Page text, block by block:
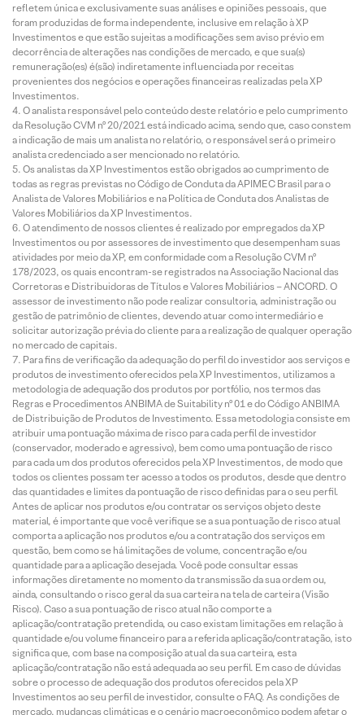
refletem única e exclusivamente suas análises e opiniões pessoais, que
foram produzidas de forma independente, inclusive em relação à XP
Investimentos e que estão sujeitas a modificações sem aviso prévio em
decorrência de alterações nas condições de mercado, e que sua(s)
remuneração(es) é(são) indiretamente influenciada por receitas
provenientes dos negócios e operações financeiras realizadas pela XP
Investimentos.
O analista responsável pelo conteúdo deste relatório e pelo cumprimento
da Resolução CVM nº 20/2021 está indicado acima, sendo que, caso constem
a indicação de mais um analista no relatório, o responsável será o primeiro
analista credenciado a ser mencionado no relatório.
Os analistas da XP Investimentos estão obrigados ao cumprimento de
todas as regras previstas no Código de Conduta da APIMEC Brasil para o
Analista de Valores Mobiliários e na Política de Conduta dos Analistas de
Valores Mobiliários da XP Investimentos.
O atendimento de nossos clientes é realizado por empregados da XP
Investimentos ou por assessores de investimento que desempenham suas
atividades por meio da XP, em conformidade com a Resolução CVM nº
178/2023, os quais encontram-se registrados na Associação Nacional das
Corretoras e Distribuidoras de Títulos e Valores Mobiliários – ANCORD. O
assessor de investimento não pode realizar consultoria, administração ou
gestão de patrimônio de clientes, devendo atuar como intermediário e
solicitar autorização prévia do cliente para a realização de qualquer operação
no mercado de capitais.
Para fins de verificação da adequação do perfil do investidor aos serviços e
produtos de investimento oferecidos pela XP Investimentos, utilizamos a
metodologia de adequação dos produtos por portfólio, nos termos das
Regras e Procedimentos ANBIMA de Suitability nº 01 e do Código ANBIMA
de Distribuição de Produtos de Investimento. Essa metodologia consiste em
atribuir uma pontuação máxima de risco para cada perfil de investidor
(conservador, moderado e agressivo), bem como uma pontuação de risco
para cada um dos produtos oferecidos pela XP Investimentos, de modo que
todos os clientes possam ter acesso a todos os produtos, desde que dentro
das quantidades e limites da pontuação de risco definidas para o seu perfil.
Antes de aplicar nos produtos e/ou contratar os serviços objeto deste
material, é importante que você verifique se a sua pontuação de risco atual
comporta a aplicação nos produtos e/ou a contratação dos serviços em
questão, bem como se há limitações de volume, concentração e/ou
quantidade para a aplicação desejada. Você pode consultar essas
informações diretamente no momento da transmissão da sua ordem ou,
ainda, consultando o risco geral da sua carteira na tela de carteira (Visão
Risco). Caso a sua pontuação de risco atual não comporte a
aplicação/contratação pretendida, ou caso existam limitações em relação à
quantidade e/ou volume financeiro para a referida aplicação/contratação, isto
significa que, com base na composição atual da sua carteira, esta
aplicação/contratação não está adequada ao seu perfil. Em caso de dúvidas
sobre o processo de adequação dos produtos oferecidos pela XP
Investimentos ao seu perfil de investidor, consulte o FAQ. As condições de
mercado, mudanças climáticas e o cenário macroeconômico podem afetar o